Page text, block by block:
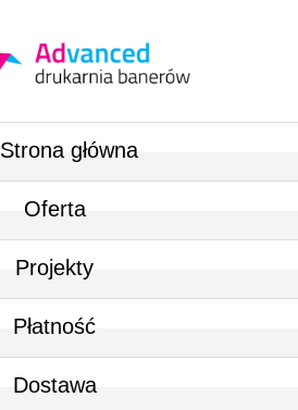
Strona główna
Oferta
Projekty
Płatność
Dostawa